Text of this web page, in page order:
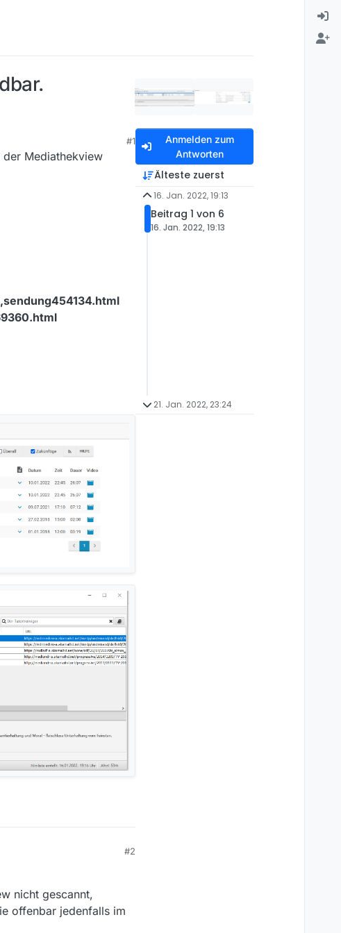
#1
Mediathekview
#2
nicht gescannt,
offenbar jedenfalls im
Anmelden zum
Antworten
Älteste zuerst
16. Jan. 2022, 19:13
Beitrag 1 von 6
16. Jan. 2022, 19:13
21. Jan. 2022, 23:24